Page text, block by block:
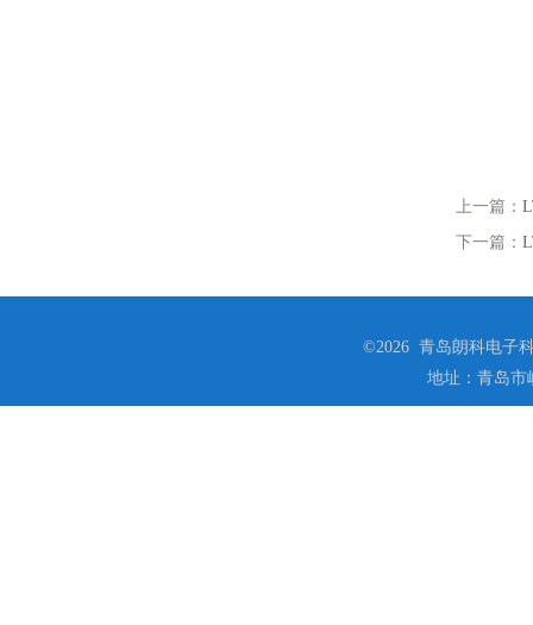
上一篇：
下一篇：
©2026 青岛朗科电子
地址：青岛市